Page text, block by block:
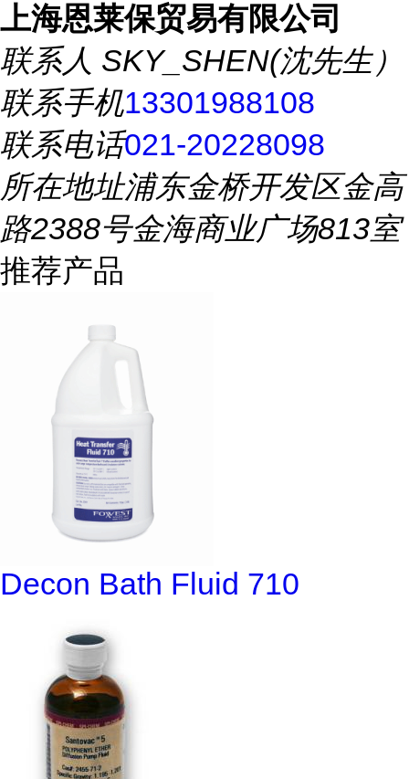
上海恩莱保贸易有限公司
联系人 SKY_SHEN(沈先生）
联系手机13301988108
联系电话021-20228098
所在地址浦东金桥开发区金高
路2388号金海商业广场813室
推荐产品
Decon Bath Fluid 710